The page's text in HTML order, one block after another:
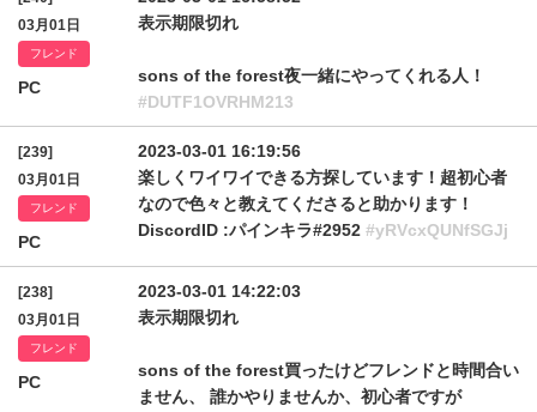
03月01日
フレンド
PC
表示期限切れ
sons of the forest夜一緒にやってくれる人！
#DUTF1OVRHM213
[239]
03月01日
フレンド
PC
2023-03-01 16:19:56
楽しくワイワイできる方探しています！超初心者
なので色々と教えてくださると助かります！
DiscordID :パインキラ#2952 #yRVcxQUNfSGJj
[238]
03月01日
フレンド
PC
2023-03-01 14:22:03
表示期限切れ
sons of the forest買ったけどフレンドと時間合い
ません、 誰かやりませんか、初心者ですが